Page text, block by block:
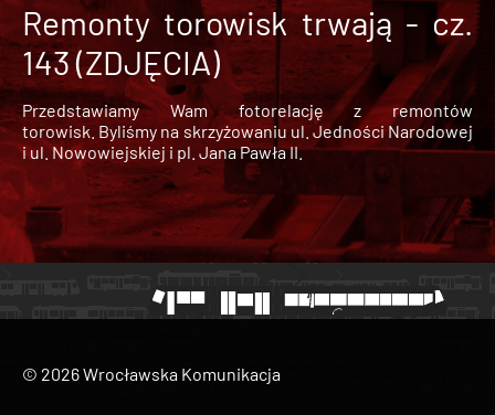
Remonty torowisk trwają - cz.
143 (ZDJĘCIA)
Przedstawiamy Wam fotorelację z remontów
torowisk. Byliśmy na skrzyżowaniu ul. Jedności Narodowej
i ul. Nowowiejskiej i pl. Jana Pawła II.
© 2026 Wrocławska Komunikacja